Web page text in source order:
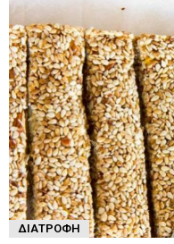
ΔΙΑΤΡΟΦΉ